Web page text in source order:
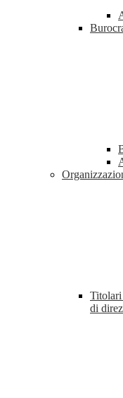
di